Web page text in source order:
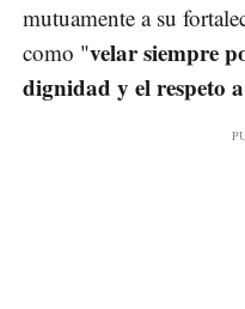
mutuamente a su
como "velar siempre
dignidad y el respeto